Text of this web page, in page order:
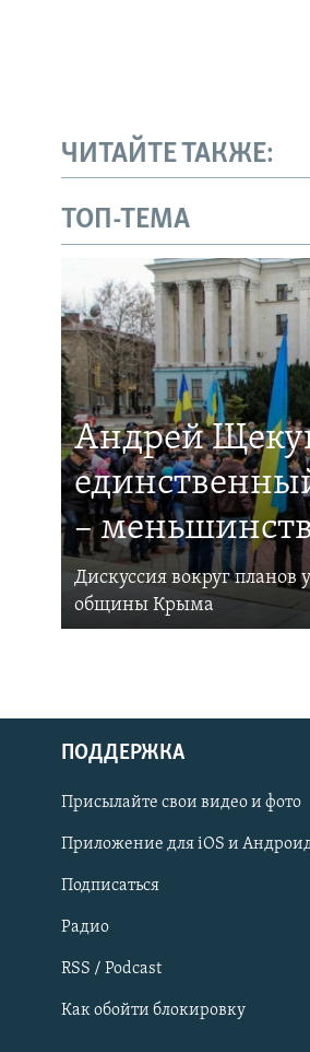
Українською
Qırımtatar
ПРИСОЕДИНЯЙТЕСЬ!
ЧИТАЙТЕ ТАКЖЕ:
ТОП-ТЕМА
Андрей
–
Дискуссия вокруг
общины Крыма
ПОДДЕРЖКА
Присылайте свои видео и фото
Приложение для iOS и
Подписаться
Радио
RSS / Podcast
Как обойти блокировку